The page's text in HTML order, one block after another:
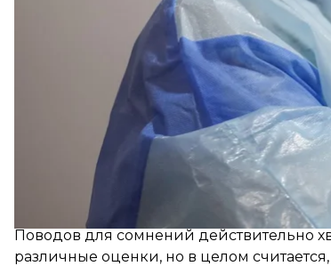
«Нужно ли Украине вообще создавать
возникает, когда начинаешь разбираться
Поводов для сомнений действительно
различные оценки, но в целом